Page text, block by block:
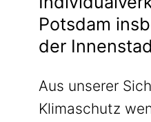
Potsdam
der
Aus unserer
Klimaschutz